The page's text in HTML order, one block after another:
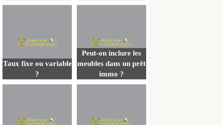
Taux fixe ou variable
?
Peut-on inclure les
meubles dans un prêt
immo ?